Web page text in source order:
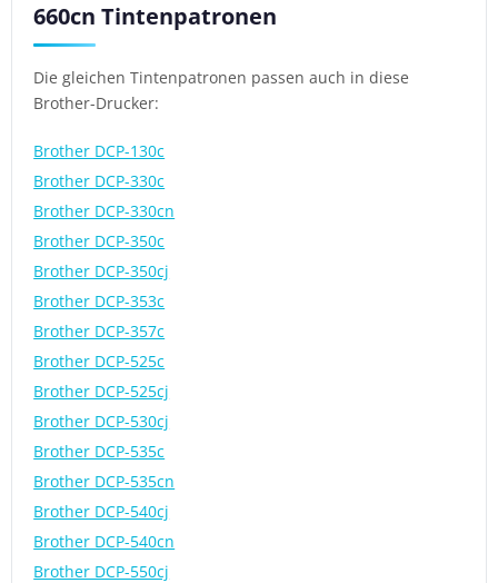
660cn Tintenpatronen
Die gleichen Tintenpatronen passen auch in diese
Brother-Drucker:
Brother DCP-130c
Brother DCP-330c
Brother DCP-330cn
Brother DCP-350c
Brother DCP-350cj
Brother DCP-353c
Brother DCP-357c
Brother DCP-525c
Brother DCP-525cj
Brother DCP-530cj
Brother DCP-535c
Brother DCP-535cn
Brother DCP-540cj
Brother DCP-540cn
Brother DCP-550cj